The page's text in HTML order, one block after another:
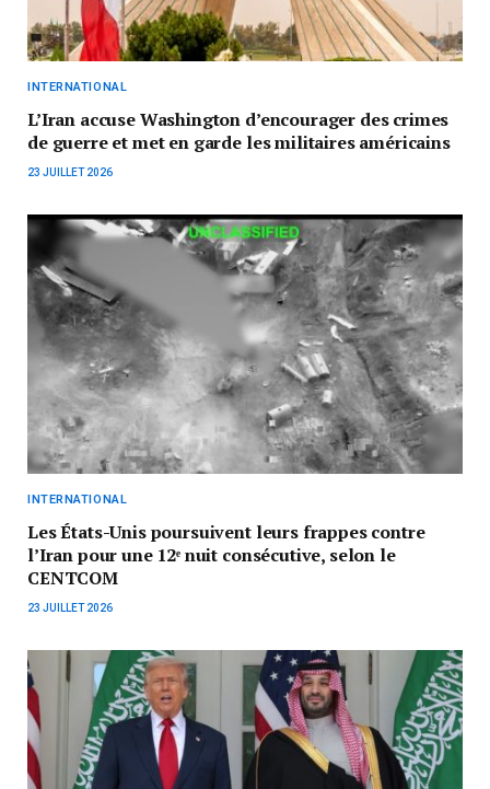
INTERNATIONAL
L’Iran accuse Washington d’encourager des crimes
de guerre et met en garde les militaires américains
23 JUILLET 2026
INTERNATIONAL
Les États-Unis poursuivent leurs frappes contre
l’Iran pour une 12ᵉ nuit consécutive, selon le
CENTCOM
23 JUILLET 2026